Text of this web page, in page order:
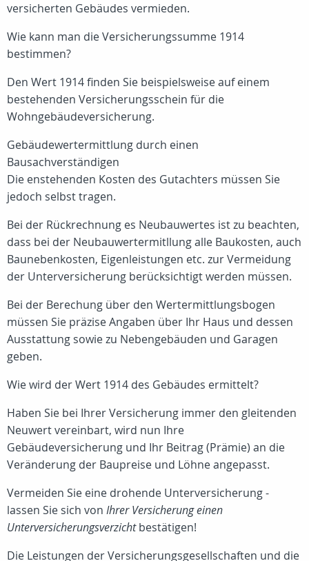
versicherten Gebäudes vermieden.
Wie kann man die Versicherungssumme 1914
bestimmen?
Den Wert 1914 finden Sie beispielsweise auf einem
bestehenden Versicherungsschein für die
Wohngebäudeversicherung.
Gebäudewertermittlung durch einen
Bausachverständigen
Die enstehenden Kosten des Gutachters müssen Sie
jedoch selbst tragen.
Bei der Rückrechnung es Neubauwertes ist zu beachten,
dass bei der Neubauwertermitllung alle Baukosten, auch
Baunebenkosten, Eigenleistungen etc. zur Vermeidung
der Unterversicherung berücksichtigt werden müssen.
Bei der Berechung über den Wertermittlungsbogen
müssen Sie präzise Angaben über Ihr Haus und dessen
Ausstattung sowie zu Nebengebäuden und Garagen
geben.
Wie wird der Wert 1914 des Gebäudes ermittelt?
Haben Sie bei Ihrer Versicherung immer den gleitenden
Neuwert vereinbart, wird nun Ihre
Gebäudeversicherung und Ihr Beitrag (Prämie) an die
Veränderung der Baupreise und Löhne angepasst.
Vermeiden Sie eine drohende Unterversicherung -
lassen Sie sich von Ihrer Versicherung einen
Unterversicherungsverzichtbestätigen!
Die Leistungen der Versicherungsgesellschaften und die